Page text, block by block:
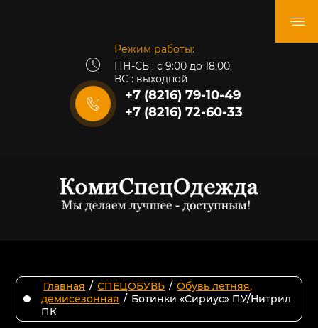
Режим работы:
ПН-СБ : с 9:00 до 18:00;
ВС : выходной
+7 (8216) 79-10-49
+7 (8216) 72-60-33
Главная / СПЕЦОБУВЬ / Обувь летняя,
демисезонная / Ботинки «Сириус» ПУ/Нитрил
ПК